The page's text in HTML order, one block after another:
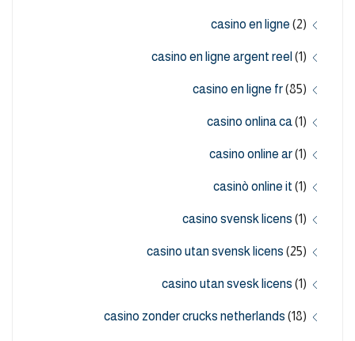
casino en ligne (2)
casino en ligne argent reel (1)
casino en ligne fr(85)
casino onlina ca(1)
casino online ar(1)
casinò online it (1)
casino svensk licens (1)
casino utan svensk licens (25)
casino utan svesk licens (1)
casino zonder crucks netherlands (18)